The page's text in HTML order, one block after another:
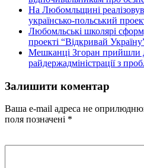
На Любомльщині
українсько-польський
Любомльські школярі
проекті “Відкривай
Мешканці Згоран прийшли
райдержадміністрації з
Залишити коментар
Ваша e-mail адреса не
поля позначені *